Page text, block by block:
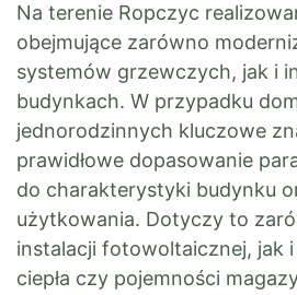
Na terenie Ropczyc
obejmujące zarówno
systemów grzewczych, jak i
budynkach. W przypadku
jednorodzinnych kluczowe
prawidłowe dopasowanie
do charakterystyki budynku
użytkowania. Dotyczy to
instalacji fotowoltaicznej, jak
ciepła czy pojemności